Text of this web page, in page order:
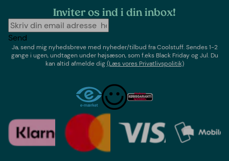
Inviter os ind i din inbox!
Send
Ja, send mig nyhedsbreve med nyheder/tilbud fraCoolstuff. Sendes 1-2
gange i ugen,undtagen under højsæson, som f.eks Black Friday og Jul. Du
kan altid afmelde dig(Læs vores Privatlivspolitik)